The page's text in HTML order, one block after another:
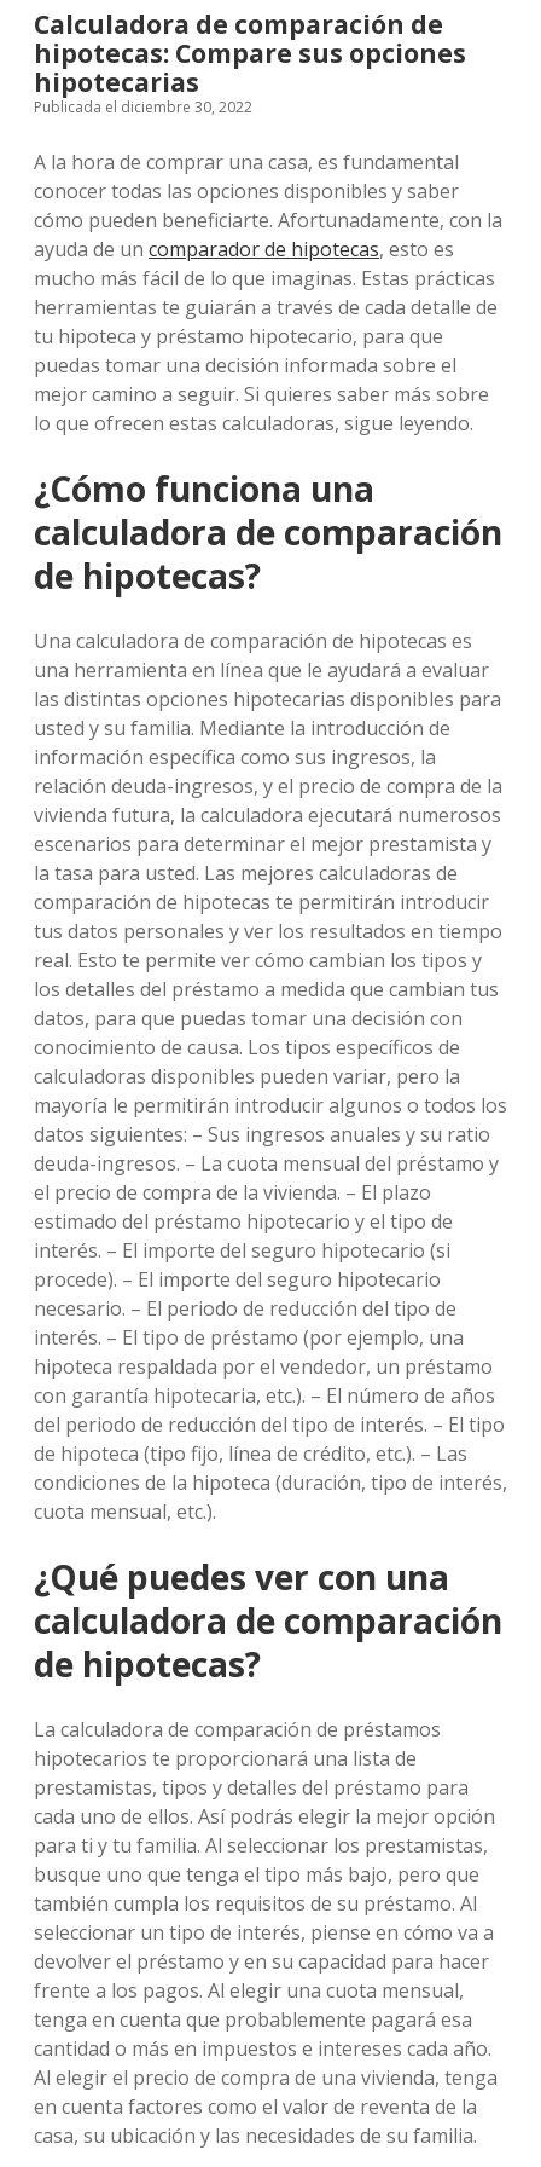
Calculadora de comparación de
hipotecas: Compare sus opciones
hipotecarias
Publicada el diciembre 30, 2022
A la hora de comprar una casa, es fundamental
conocer todas las opciones disponibles y saber
cómo pueden beneficiarte. Afortunadamente, con la
ayuda de un comparador de hipotecas, esto es
mucho más fácil de lo que imaginas. Estas prácticas
herramientas te guiarán a través de cada detalle de
tu hipoteca y préstamo hipotecario, para que
puedas tomar una decisión informada sobre el
mejor camino a seguir. Si quieres saber más sobre
lo que ofrecen estas calculadoras, sigue leyendo.
¿Cómo funciona una
calculadora de comparación
de hipotecas?
Una calculadora de comparación de hipotecas es
una herramienta en línea que le ayudará a evaluar
las distintas opciones hipotecarias disponibles para
usted y su familia. Mediante la introducción de
información específica como sus ingresos, la
relación deuda-ingresos, y el precio de compra de la
vivienda futura, la calculadora ejecutará numerosos
escenarios para determinar el mejor prestamista y
la tasa para usted. Las mejores calculadoras de
comparación de hipotecas te permitirán introducir
tus datos personales y ver los resultados en tiempo
real. Esto te permite ver cómo cambian los tipos y
los detalles del préstamo a medida que cambian tus
datos, para que puedas tomar una decisión con
conocimiento de causa. Los tipos específicos de
calculadoras disponibles pueden variar, pero la
mayoría le permitirán introducir algunos o todos los
datos siguientes: – Sus ingresos anuales y su ratio
deuda-ingresos. – La cuota mensual del préstamo y
el precio de compra de la vivienda. – El plazo
estimado del préstamo hipotecario y el tipo de
interés. – El importe del seguro hipotecario (si
procede). – El importe del seguro hipotecario
necesario. – El periodo de reducción del tipo de
interés. – El tipo de préstamo (por ejemplo, una
hipoteca respaldada por el vendedor, un préstamo
con garantía hipotecaria, etc.). – El número de años
del periodo de reducción del tipo de interés. – El tipo
de hipoteca (tipo fijo, línea de crédito, etc.). – Las
condiciones de la hipoteca (duración, tipo de interés,
cuota mensual, etc.).
¿Qué puedes ver con una
calculadora de comparación
de hipotecas?
La calculadora de comparación de préstamos
hipotecarios te proporcionará una lista de
prestamistas, tipos y detalles del préstamo para
cada uno de ellos. Así podrás elegir la mejor opción
para ti y tu familia. Al seleccionar los prestamistas,
busque uno que tenga el tipo más bajo, pero que
también cumpla los requisitos de su préstamo. Al
seleccionar un tipo de interés, piense en cómo va a
devolver el préstamo y en su capacidad para hacer
frente a los pagos. Al elegir una cuota mensual,
tenga en cuenta que probablemente pagará esa
cantidad o más en impuestos e intereses cada año.
Al elegir el precio de compra de una vivienda, tenga
en cuenta factores como el valor de reventa de la
casa, su ubicación y las necesidades de su familia.